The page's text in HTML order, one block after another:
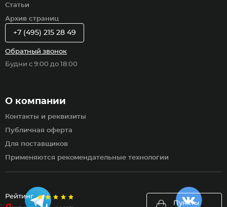
Рейтинг
Пункты
Статьи
Архив страниц
О компании
Контакты и реквизиты
Публичная оферта
Для поставщиков
Применяются рекомендательные технологии
+7 (495) 215 28 49
Обратный звонок
Будни с 9:00 до 18:00